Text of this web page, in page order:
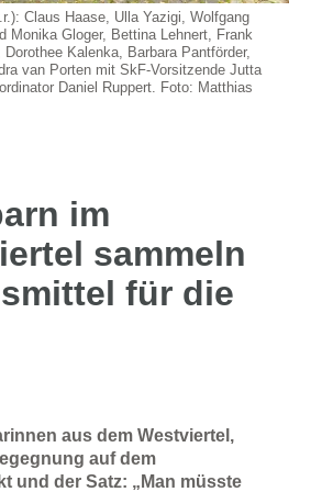
Claus Haase, Ulla Yazigi, Wolfgang
Monika Gloger, Bettina Lehnert, Frank
Dorothee Kalenka, Barbara Pantförder,
van Porten mit SkF-Vorsitzende Jutta
Daniel Ruppert. Foto: Matthias
im
sammeln
für die
aus dem Westviertel,
auf dem
und der Satz: „Man müsste